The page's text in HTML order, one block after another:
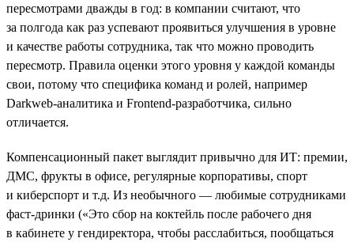
пересмотрами дважды в год: в компании считают, что
за полгода как раз успевают проявиться улучшения в уровне
и качестве работы сотрудника, так что можно проводить
пересмотр. Правила оценки этого уровня у каждой команды
свои, потому что специфика команд и ролей, например
Darkweb-аналитика и Frontend-разработчика, сильно
отличается.
Компенсационный пакет выглядит привычно для ИТ: премии,
ДМС, фрукты в офисе, регулярные корпоративы, спорт
и киберспорт и т.д. Из необычного — любимые сотрудниками
фаст-дринки («Это сбор на коктейль после рабочего дня
в кабинете у гендиректора, чтобы расслабиться, пообщаться